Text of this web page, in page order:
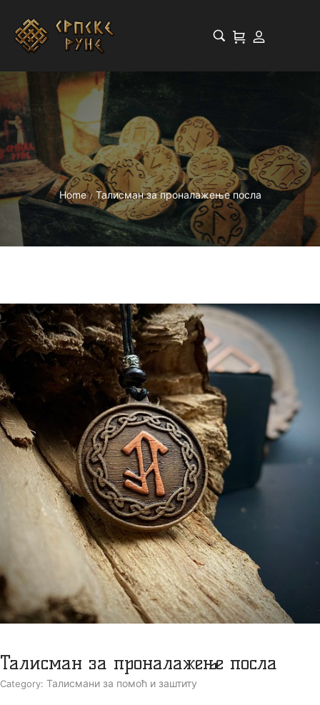
Home / Талисман за проналажење посла
Талисман за проналажење посла
Category: Талисмани за помоћ и заштиту